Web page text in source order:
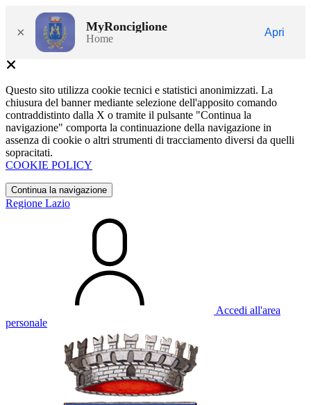
× MyRonciglione
Home
Apri
Questo sito utilizza cookie tecnici e statistici anonimizzati. La
chiusura del banner mediante selezione dell'apposito comando
contraddistinto dalla X o tramite il pulsante "Continua la
navigazione" comporta la continuazione della navigazione in
assenza di cookie o altri strumenti di tracciamento diversi da quelli
sopracitati.
COOKIE POLICY
Continua la navigazione
Regione Lazio
Accedi all'area
personale